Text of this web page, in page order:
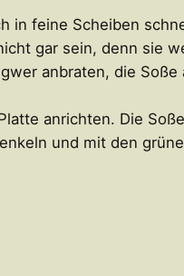
in feine Scheiben
gar sein, denn sie
anbraten, die
anrichten. Die
und mit den